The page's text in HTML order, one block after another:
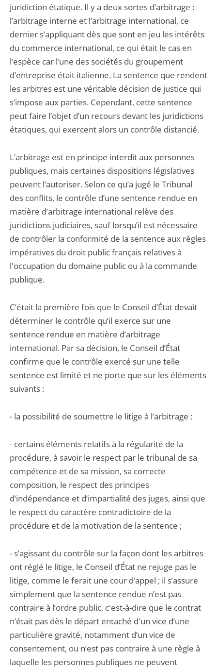
juridiction étatique. Il y a deux sortes d’arbitrage :
l’arbitrage interne et l’arbitrage international, ce
dernier s’appliquant dès que sont en jeu les intérêts
du commerce international, ce qui était le cas en
l’espèce car l’une des sociétés du groupement
d’entreprise était italienne. La sentence que rendent
les arbitres est une véritable décision de justice qui
s’impose aux parties. Cependant, cette sentence
peut faire l’objet d’un recours devant les juridictions
étatiques, qui exercent alors un contrôle distancié.
L’arbitrage est en principe interdit aux personnes
publiques, mais certaines dispositions législatives
peuvent l’autoriser. Selon ce qu’a jugé le Tribunal
des conflits, le contrôle d’une sentence rendue en
matière d’arbitrage international relève des
juridictions judiciaires, sauf lorsqu’il est nécessaire
de contrôler la conformité de la sentence aux règles
impératives du droit public français relatives à
l'occupation du domaine public ou à la commande
publique.
C’était la première fois que le Conseil d’État devait
déterminer le contrôle qu’il exerce sur une
sentence rendue en matière d’arbitrage
international. Par sa décision, le Conseil d’État
confirme que le contrôle exercé sur une telle
sentence est limité et ne porte que sur les éléments
suivants :
- la possibilité de soumettre le litige à l’arbitrage ;
- certains éléments relatifs à la régularité de la
procédure, à savoir le respect par le tribunal de sa
compétence et de sa mission, sa correcte
composition, le respect des principes
d’indépendance et d’impartialité des juges, ainsi que
le respect du caractère contradictoire de la
procédure et de la motivation de la sentence ;
- s’agissant du contrôle sur la façon dont les arbitres
ont réglé le litige, le Conseil d’État ne rejuge pas le
litige, comme le ferait une cour d’appel ; il s’assure
simplement que la sentence rendue n’est pas
contraire à l’ordre public, c'est-à-dire que le contrat
n’était pas dès le départ entaché d'un vice d’une
particulière gravité, notamment d’un vice de
consentement, ou n’est pas contraire à une règle à
laquelle les personnes publiques ne peuvent